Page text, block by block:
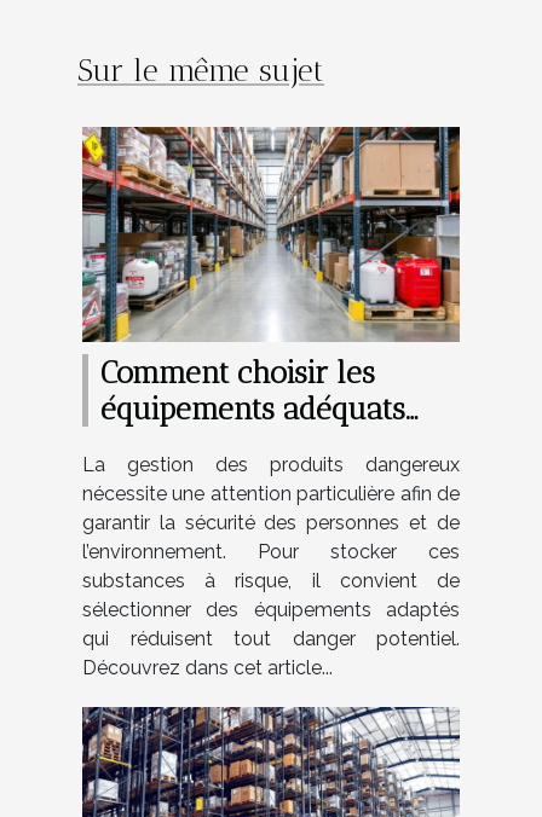
Sur le même sujet
Comment choisir les
équipements adéquats
de produits dangereux ?
La gestion des produits dangereux
nécessite une attention particulière afin de
garantir la sécurité des personnes et de
l’environnement. Pour stocker ces
substances à risque, il convient de
sélectionner des équipements adaptés
qui réduisent tout danger potentiel.
Découvrez dans cet article...